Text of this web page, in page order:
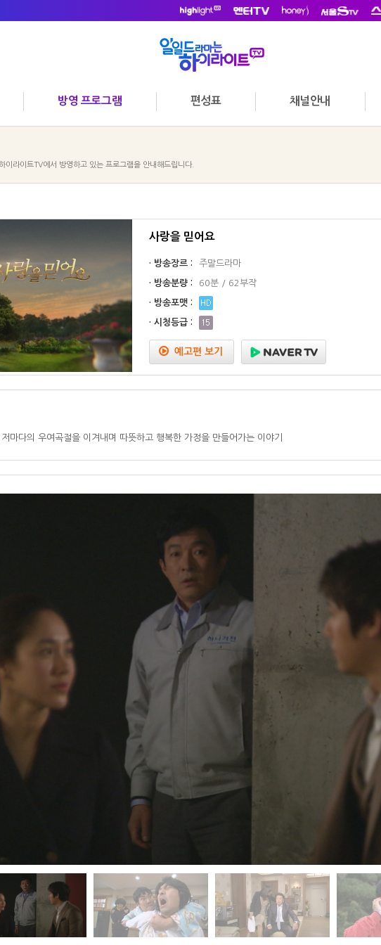
방영 프로그램 편성표 채널안내
이라이트TV에서 방영하고 있는 프로그램을 안내해드립니다.
사랑을 믿어요
· 방송장르 : 주말드라마
· 방송분량 : 60분 / 62부작
· 방송포맷 :
· 시청등급 :
예고편 보기
마다의 우여곡절을 이겨내며 따뜻하고 행복한 가정을 만들어가는 이야기